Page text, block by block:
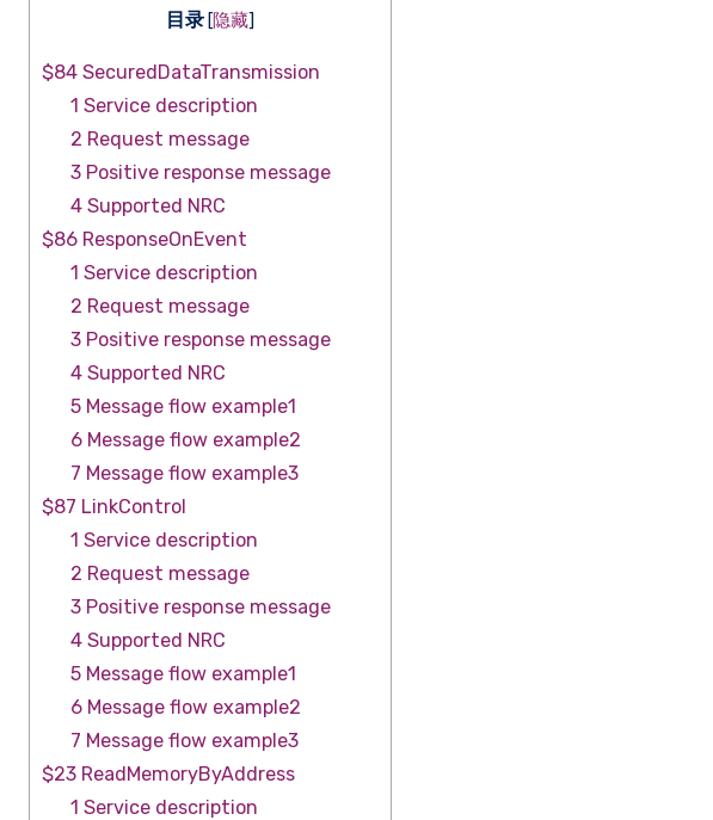
目录 [隐藏]
$84 SecuredDataTransmission
1 Service description
2 Request message
3 Positive response message
4 Supported NRC
$86 ResponseOnEvent
1 Service description
2 Request message
3 Positive response message
4 Supported NRC
5 Message flow example1
6 Message flow example2
7 Message flow example3
$87 LinkControl
1 Service description
2 Request message
3 Positive response message
4 Supported NRC
5 Message flow example1
6 Message flow example2
7 Message flow example3
$23 ReadMemoryByAddress
1 Service description